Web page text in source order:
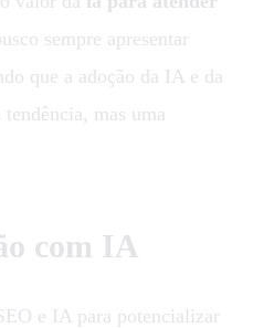
sempre apresentar
que a adoção da IA e da
tendência, mas uma
com IA
e IA para potencializar